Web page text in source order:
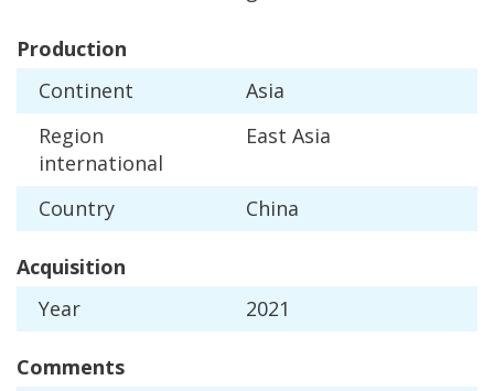
Production
Continent
Asia
Region
international
East Asia
Country China
Acquisition
Year
2021
Comments